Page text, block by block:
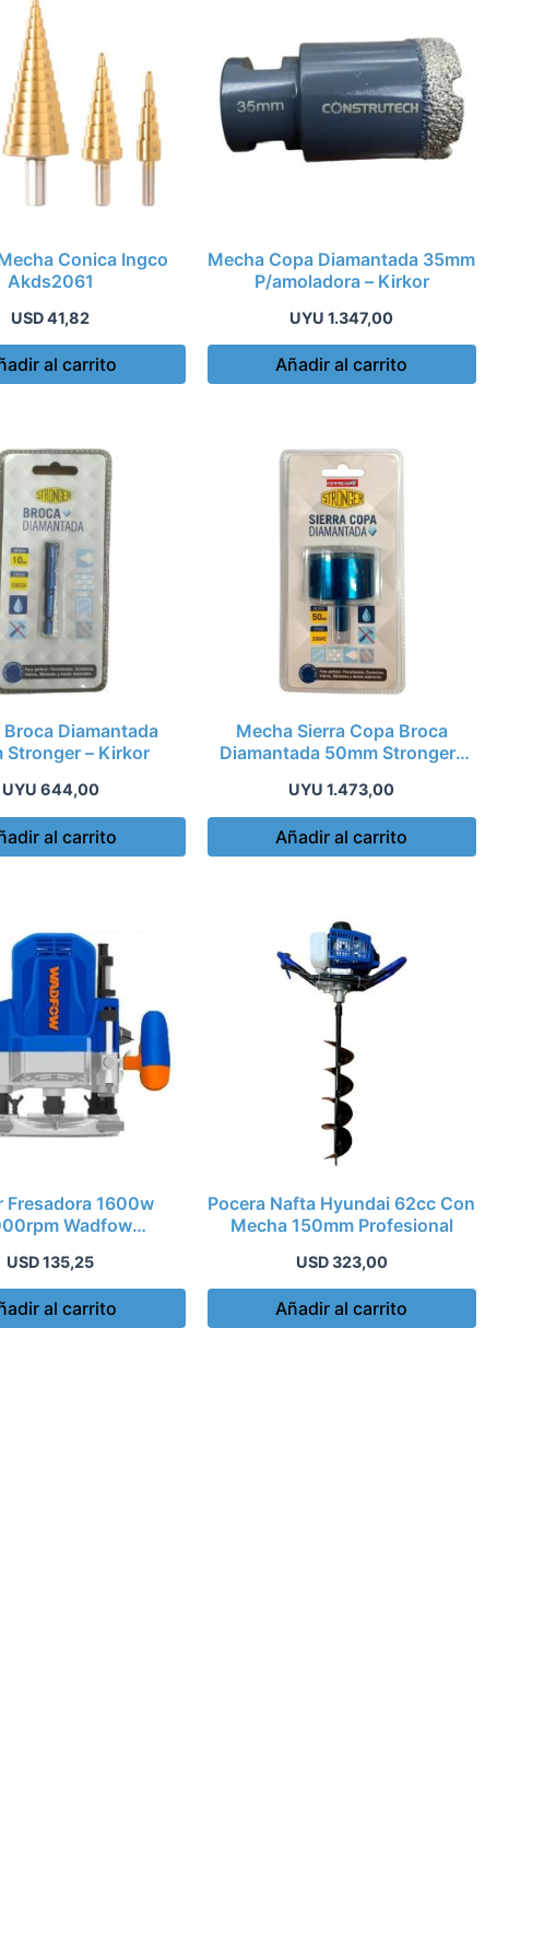
Conica Ingco
Akds2061
USD41,82
al carrito
Mecha Copa Diamantada 35mm
P/amoladora – Kirkor
UYU 1.347,00
Añadir al carrito
Broca Diamantada
Stronger – Kirkor
UYU 644,00
al carrito
Mecha Sierra Copa Broca
Diamantada 50mm Stronger-
UYU 1.473,00
Añadir al carrito
Fresadora 1600w
Wadfow
USD135,25
al carrito
Pocera Nafta Hyundai 62cc Con
Mecha 150mm Profesional
USD323,00
Añadir al carrito